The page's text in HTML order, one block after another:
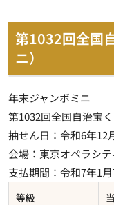
第1032回全国
ニ）
年末ジャンボミニ
第1032回全国自治宝
抽せん日：令和6年12
会場：東京オペラシ
支払期間：令和7年1
等級